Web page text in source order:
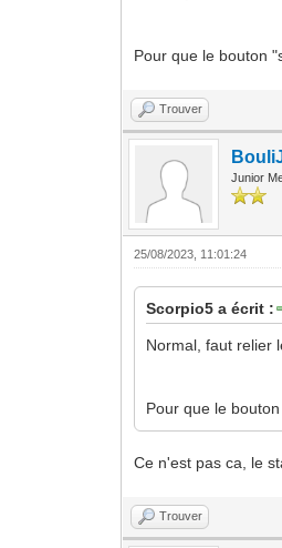
Pour que le bouton
Trouver
Junior
25/08/2023, 11:01:24
Scorpio5 a écrit :
Normal, faut relier
Pour que le
Ce n'est pas ca, le
Trouver